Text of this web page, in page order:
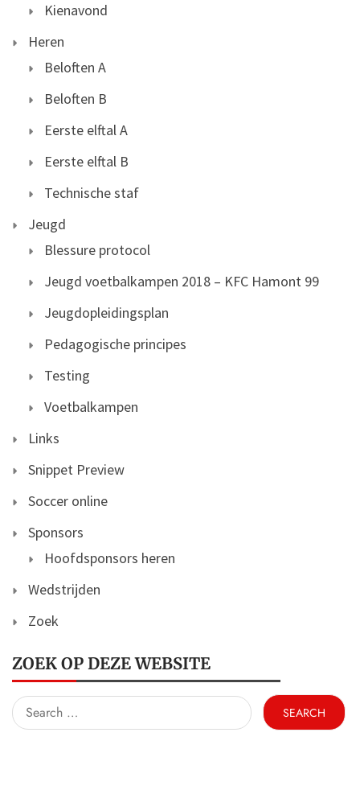
Kienavond
Heren
Beloften A
Beloften B
Eerste elftal A
Eerste elftal B
Technische staf
Jeugd
Blessure protocol
Jeugd voetbalkampen 2018 – KFC Hamont 99
Jeugdopleidingsplan
Pedagogische principes
Testing
Voetbalkampen
Links
Snippet Preview
Soccer online
Sponsors
Hoofdsponsors heren
Wedstrijden
Zoek
ZOEK OP DEZE WEBSITE
Search
for: